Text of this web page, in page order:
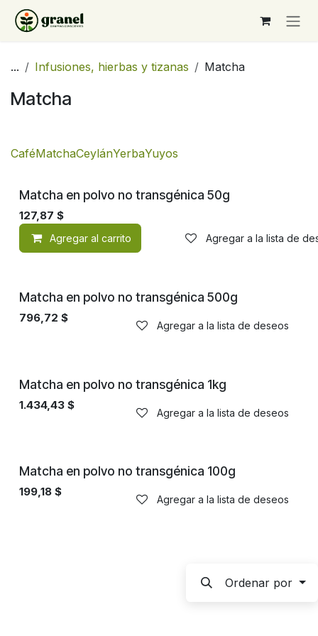
Ir al contenido
... Infusiones, hierbas y tizanas Matcha
Matcha
CaféMatchaCeylánYerbaYuyos
No transgénico
Matcha en polvo no transgénica 50g
127,87 $
Agregar al carrito Agregar a la lista de
No transgénico
Matcha en polvo no transgénica 500g
796,72 $
Agregar a la lista de deseos
No transgénico
Matcha en polvo no transgénica 1kg
1.434,43 $
Agregar a la lista de deseos
No transgénico
Matcha en polvo no transgénica 100g
199,18 $
Agregar a la lista de deseos
Ordenar por